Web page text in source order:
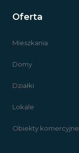
Oferta
Mieszkania
Domy
Działki
Lokale
Obiekty komercyjne